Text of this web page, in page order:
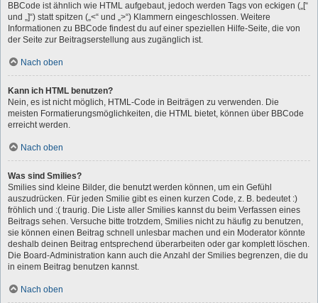
BBCode ist ähnlich wie HTML aufgebaut, jedoch werden Tags von eckigen („[“
und „]“) statt spitzen („<“ und „>“) Klammern eingeschlossen. Weitere
Informationen zu BBCode findest du auf einer speziellen Hilfe-Seite, die von
der Seite zur Beitragserstellung aus zugänglich ist.
Nach oben
Kann ich HTML benutzen?
Nein, es ist nicht möglich, HTML-Code in Beiträgen zu verwenden. Die
meisten Formatierungsmöglichkeiten, die HTML bietet, können über BBCode
erreicht werden.
Nach oben
Was sind Smilies?
Smilies sind kleine Bilder, die benutzt werden können, um ein Gefühl
auszudrücken. Für jeden Smilie gibt es einen kurzen Code, z. B. bedeutet :)
fröhlich und :( traurig. Die Liste aller Smilies kannst du beim Verfassen eines
Beitrags sehen. Versuche bitte trotzdem, Smilies nicht zu häufig zu benutzen,
sie können einen Beitrag schnell unlesbar machen und ein Moderator könnte
deshalb deinen Beitrag entsprechend überarbeiten oder gar komplett löschen.
Die Board-Administration kann auch die Anzahl der Smilies begrenzen, die du
in einem Beitrag benutzen kannst.
Nach oben